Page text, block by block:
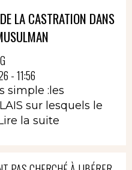
LA CASTRATION DANS
- 11:56
simple :les
sur lesquels le
la suite